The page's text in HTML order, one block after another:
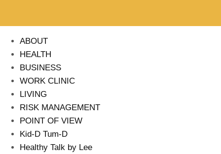
ABOUT
HEALTH
BUSINESS
WORK CLINIC
LIVING
RISK MANAGEMENT
POINT OF VIEW
Kid-D Tum-D
Healthy Talk by Lee